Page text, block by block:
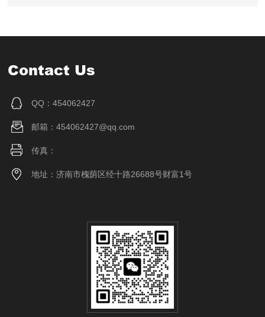
Contact Us
QQ：454062427
邮箱：454062427@qq.com
传真：
地址：济南市槐荫区经十路26688号财富1号